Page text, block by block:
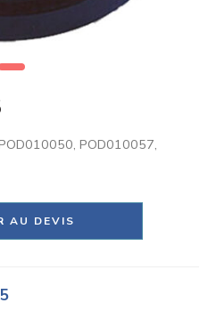
POD010057,
AU DEVIS